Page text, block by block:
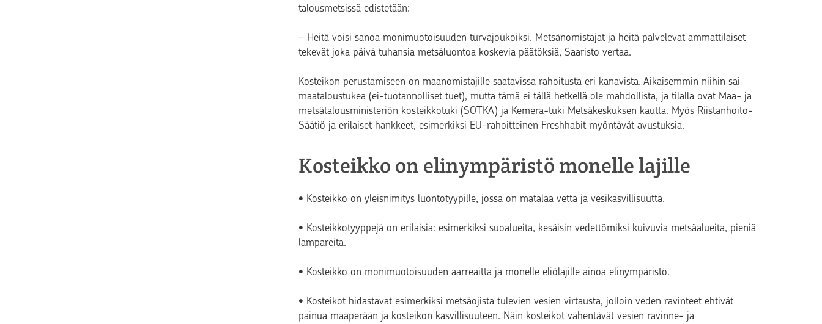
talousmetsissä edistetään:
– Heitä voisi sanoa monimuotoisuuden turvajoukoiksi. Metsänomistajat ja heitä palvelevat ammattilaiset
tekevät joka päivä tuhansia metsäluontoa koskevia päätöksiä, Saaristo vertaa.
Kosteikon perustamiseen on maanomistajille saatavissa rahoitusta eri kanavista. Aikaisemmin niihin sai
maataloustukea (ei-tuotannolliset tuet), mutta tämä ei tällä hetkellä ole mahdollista, ja tilalla ovat Maa- ja
metsätalousministeriön kosteikkotuki (SOTKA) ja Kemera-tuki Metsäkeskuksen kautta. Myös Riistanhoito-
Säätiö ja erilaiset hankkeet, esimerkiksi EU-rahoitteinen Freshhabit myöntävät avustuksia.
Kosteikko on elinympäristö monelle lajille
• Kosteikko on yleisnimitys luontotyypille, jossa on matalaa vettä ja vesikasvillisuutta.
• Kosteikkotyyppejä on erilaisia: esimerkiksi suoalueita, kesäisin vedettömiksi kuivuvia metsäalueita, pieniä
lampareita.
• Kosteikko on monimuotoisuuden aarreaitta ja monelle eliölajille ainoa elinympäristö.
• Kosteikot hidastavat esimerkiksi metsäojista tulevien vesien virtausta, jolloin veden ravinteet ehtivät
painua maaperään ja kosteikon kasvillisuuteen. Näin kosteikot vähentävät vesien ravinne- ja